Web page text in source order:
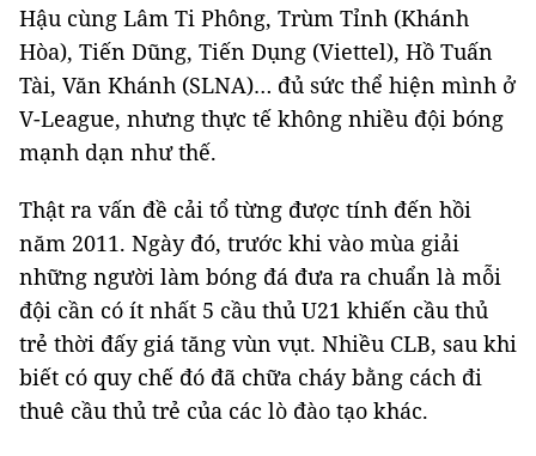
Hậu cùng Lâm Ti Phông, Trùm Tỉnh (Khánh
Hòa), Tiến Dũng, Tiến Dụng (Viettel), Hồ Tuấn
Tài, Văn Khánh (SLNA)… đủ sức thể hiện mình ở
V-League, nhưng thực tế không nhiều đội bóng
mạnh dạn như thế.
Thật ra vấn đề cải tổ từng được tính đến hồi
năm 2011. Ngày đó, trước khi vào mùa giải
những người làm bóng đá đưa ra chuẩn là mỗi
đội cần có ít nhất 5 cầu thủ U21 khiến cầu thủ
trẻ thời đấy giá tăng vùn vụt. Nhiều CLB, sau khi
biết có quy chế đó đã chữa cháy bằng cách đi
thuê cầu thủ trẻ của các lò đào tạo khác.